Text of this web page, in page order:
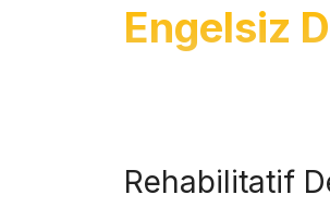
Engelsiz
Rehabilitatif